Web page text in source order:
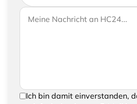
Wenn Sie uns weitere
lassen möchten, können Sie
Ihre Nachricht an HC24
Um Ihre Anfrage senden zu
Ich bin damit einverstanden,